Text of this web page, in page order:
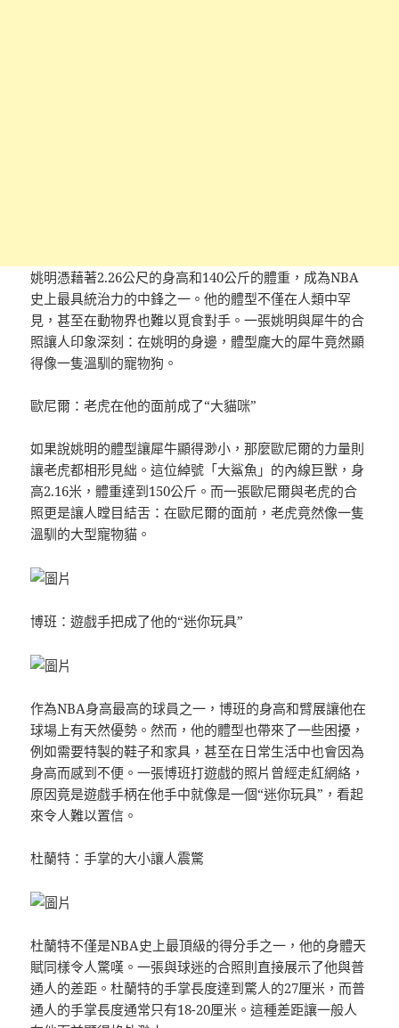
姚明憑藉著2.26公尺的身高和140公斤的體重，成為NBA
史上最具統治力的中鋒之一。他的體型不僅在人類中罕
見，甚至在動物界也難以覓食對手。一張姚明與犀牛的合
照讓人印象深刻：在姚明的身邊，體型龐大的犀牛竟然顯
得像一隻溫馴的寵物狗。
歐尼爾：老虎在他的面前成了“大貓咪”
如果說姚明的體型讓犀牛顯得渺小，那麼歐尼爾的力量則
讓老虎都相形見絀。這位綽號「大鯊魚」的內線巨獸，身
高2.16米，體重達到150公斤。而一張歐尼爾與老虎的合
照更是讓人瞠目結舌：在歐尼爾的面前，老虎竟然像一隻
溫馴的大型寵物貓。
博班：遊戲手把成了他的“迷你玩具”
作為NBA身高最高的球員之一，博班的身高和臂展讓他在
球場上有天然優勢。然而，他的體型也帶來了一些困擾，
例如需要特製的鞋子和家具，甚至在日常生活中也會因為
身高而感到不便。一張博班打遊戲的照片曾經走紅網絡，
原因竟是遊戲手柄在他手中就像是一個“迷你玩具”，看起
來令人難以置信。
杜蘭特：手掌的大小讓人震驚
杜蘭特不僅是NBA史上最頂級的得分手之一，他的身體天
賦同樣令人驚嘆。一張與球迷的合照則直接展示了他與普
通人的差距。杜蘭特的手掌長度達到驚人的27厘米，而普
通人的手掌長度通常只有18-20厘米。這種差距讓一般人